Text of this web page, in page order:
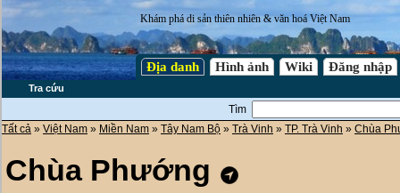
Khám phá di sản thiên nhiên & văn hoá Việt Nam
Địa danh Hình ảnh Wiki Đăng nhập
Tra cứu
Tìm
Tất cả » Việt Nam » Miền Nam » Tây Nam Bộ » Trà Vinh » TP. Trà Vinh » Chùa
Chùa Phướng